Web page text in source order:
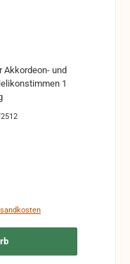
Akkordeon- und
1